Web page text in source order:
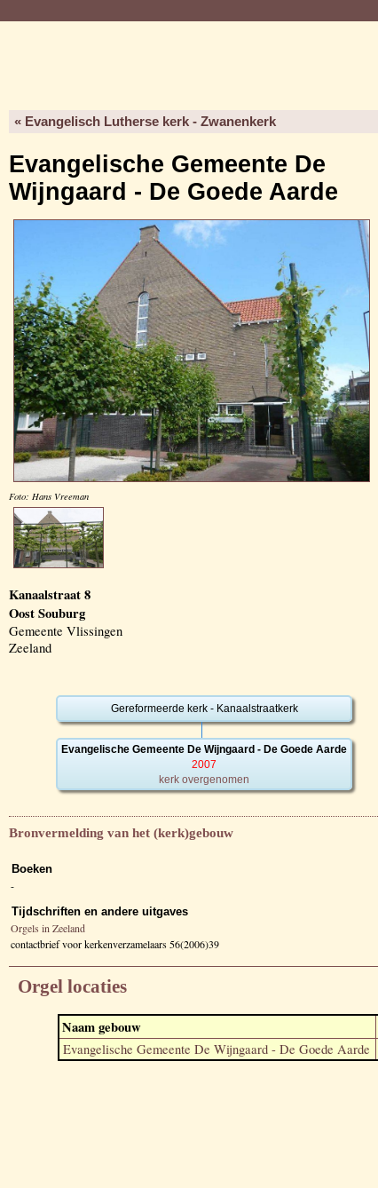
« Evangelisch Lutherse kerk - Zwanenkerk
Evangelische Gemeente De
Wijngaard - De Goede Aarde
Foto: Hans Vreeman
Kanaalstraat 8
Oost Souburg
Gemeente Vlissingen
Zeeland
Gereformeerde kerk - Kanaalstraatkerk
Evangelische Gemeente De Wijngaard - De Goede Aarde
2007
kerk overgenomen
Bronvermelding van het (kerk)gebouw
Boeken
-
Tijdschriften en andere uitgaves
Orgels in Zeeland
contactbrief voor kerkenverzamelaars 56(2006)39
Orgel locaties
Naam gebouw
Evangelische Gemeente De Wijngaard - De Goede Aarde